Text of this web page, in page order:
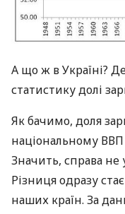
А що ж в Україні?
статистику долі
Як бачимо, доля
національному ВВП
Значить, справа не
Різниця одразу
наших країн. За